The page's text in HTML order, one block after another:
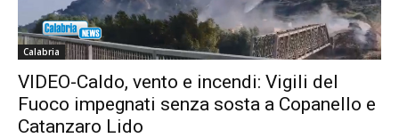
Calabria
VIDEO-Caldo, vento e incendi: Vigili del
Fuoco impegnati senza sosta a Copanello e
Catanzaro Lido